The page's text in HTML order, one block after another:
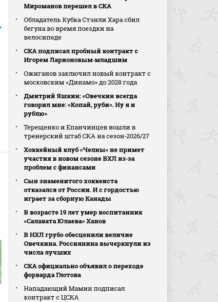
Мироманов перешел в СКА
Обладатель Кубка Стэнли Хара сбил
бегуна во время поездки на
велосипеде
СКА подписал пробный контракт с
Игорем Ларионовым‑младшим
Ожиганов заключил новый контракт с
московским «Динамо» до 2028 года
Дмитрий Яшкин: «Овечкин всегда
говорил мне: «Копай, руби». Ну я и
рублю»
Терещенко и Епанчинцев вошли в
тренерский штаб СКА на сезон‑2026/27
Хоккейный клуб «Челны» не примет
участия в новом сезоне ВХЛ из‑за
проблем с финансами
Сын знаменитого хоккеиста
отказался от России. И с гордостью
играет за сборную Канады
В возрасте 19 лет умер воспитанник
«Салавата Юлаева» Ханов
В НХЛ грубо обесценили величие
Овечкина. Россиянина вычеркнули из
числа лучших
СКА официально объявил о переходе
форварда Глотова
Нападающий Мамин подписал
контракт с ЦСКА